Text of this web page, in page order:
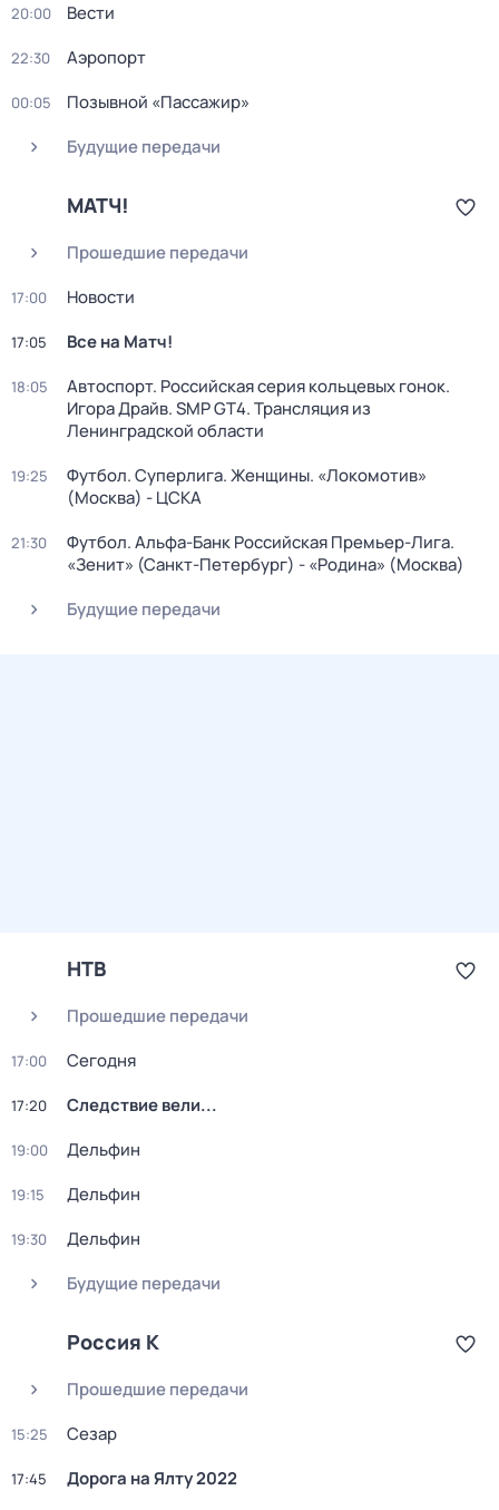
20:00 Вести
22:30 Аэропорт
00:05
Позывной «Пассажир»
Будущие передачи
МАТЧ!
Прошедшие передачи
17:00 Новости
17:05 Все на Матч!
18:05
Автоспорт. Российская серия кольцевых гонок.
Игора Драйв. SMP GT4. Трансляция из
Ленинградской области
19:25
Футбол. Суперлига. Женщины. «Локомотив»
(Москва) - ЦСКА
21:30
Футбол. Альфа-Банк Российская Премьер-Лига.
«Зенит» (Санкт-Петербург) - «Родина» (Москва)
Будущие передачи
НТВ
Прошедшие передачи
17:00 Сегодня
17:20 Следствие вели...
19:00 Дельфин
19:15 Дельфин
19:30
Дельфин
Будущие передачи
Россия К
Прошедшие передачи
15:25 Сезар
17:45 Дорога на Ялту 2022